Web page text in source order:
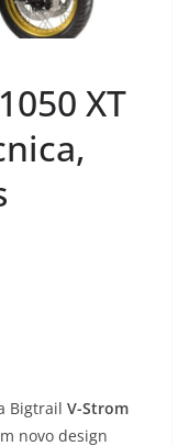
XT
Bigtrail V-Strom
novo design